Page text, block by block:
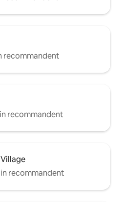
recommandent
recommandent
recommandent